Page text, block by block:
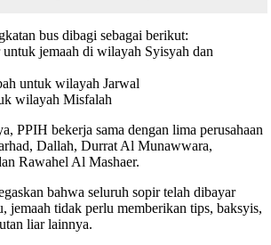
bus dibagi sebagai berikut:
jemaah di wilayah Syisyah dan
untuk wilayah Jarwal
wilayah Misfalah
PPIH bekerja sama dengan lima perusahaan
Dallah, Durrat Al Munawwara,
Rawahel Al Mashaer.
bahwa seluruh sopir telah dibayar
jemaah tidak perlu memberikan tips, baksyis,
liar lainnya.